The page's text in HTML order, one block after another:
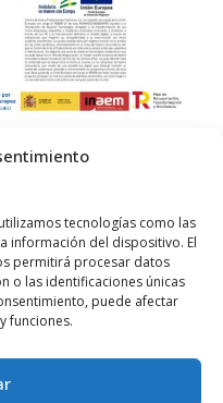
tecnologías como las
información del dispositivo. El
permitirá procesar datos
o las identificaciones únicas
puede afectar
funciones.
.